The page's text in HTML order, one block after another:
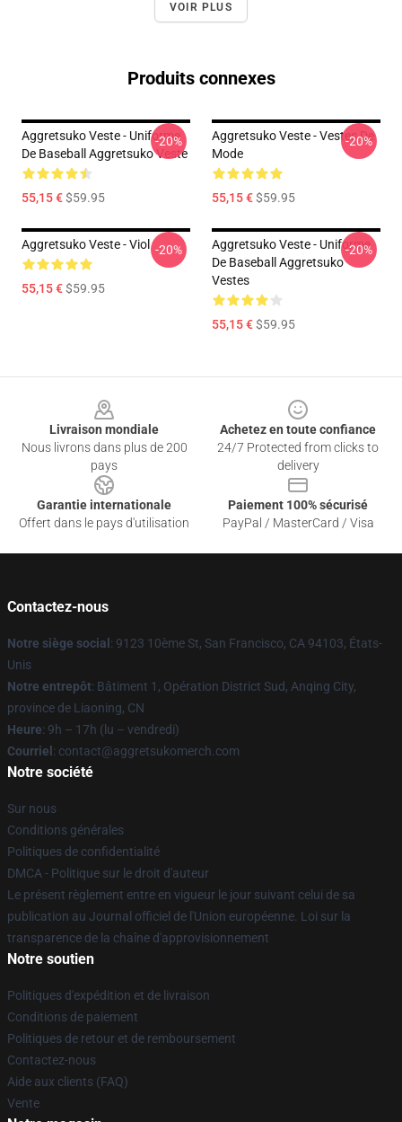
VOIR PLUS
Produits connexes
Aggretsuko Veste - Uniforme
De Baseball Aggretsuko Veste
55,15 €$59.95
-20%
Aggretsuko Veste - Vestes De
Mode
55,15 €$59.95
-20%
Aggretsuko Veste - Viol
55,15 €$59.95
-20%
Aggretsuko Veste - Uniforme
De Baseball Aggretsuko
Vestes
55,15 €$59.95
-20%
Livraison mondiale
Nous livrons dans plus de 200
pays
Achetez en toute confiance
24/7 Protected from clicks to
delivery
Garantie internationale
Offert dans le pays d'utilisation
Paiement 100% sécurisé
PayPal / MasterCard / Visa
Contactez-nous
Notre siège social : 9123 10ème St, San Francisco, CA 94103, États-
Unis
Notre entrepôt: Bâtiment 1, Opération District Sud, Anqing City,
province de Liaoning, CN
Heure: 9h – 17h (lu – vendredi)
Courriel : contact@aggretsukomerch.com
Notre société
Sur nous
Conditions générales
Politiques de confidentialité
DMCA - Politique sur le droit d'auteur
Le présent règlement entre en vigueur le jour suivant celui de sa
publication au Journal officiel de l'Union européenne. Loi sur la
transparence de la chaîne d'approvisionnement
Notre soutien
Politiques d'expédition et de livraison
Conditions de paiement
Politiques de retour et de remboursement
Contactez-nous
Aide aux clients (FAQ)
Vente